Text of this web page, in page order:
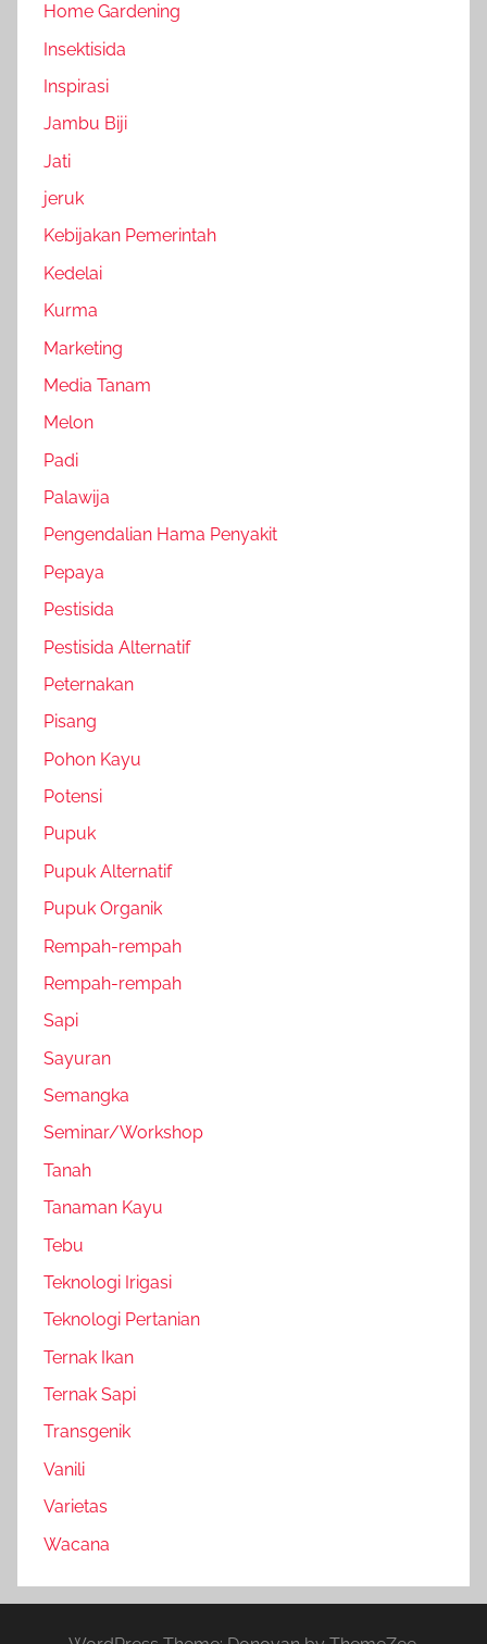
Home Gardening
Insektisida
Inspirasi
Jambu Biji
Jati
jeruk
Kebijakan Pemerintah
Kedelai
Kurma
Marketing
Media Tanam
Melon
Padi
Palawija
Pengendalian Hama Penyakit
Pepaya
Pestisida
Pestisida Alternatif
Peternakan
Pisang
Pohon Kayu
Potensi
Pupuk
Pupuk Alternatif
Pupuk Organik
Rempah-rempah
Rempah-rempah
Sapi
Sayuran
Semangka
Seminar/Workshop
Tanah
Tanaman Kayu
Tebu
Teknologi Irigasi
Teknologi Pertanian
Ternak Ikan
Ternak Sapi
Transgenik
Vanili
Varietas
Wacana